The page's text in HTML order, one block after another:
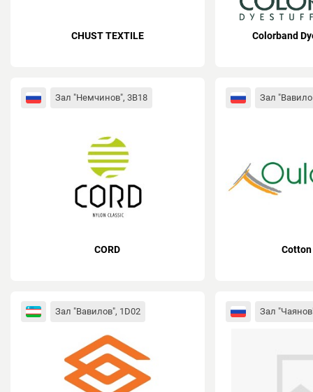
CHUST TEXTILE Colorband
Зал "Немчинов", 3B18
CORD
Зал
Cotton
Зал "Вавилов", 1D02 Зал